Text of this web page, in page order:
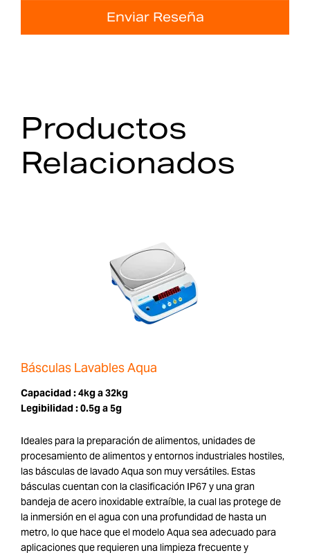
Enviar Reseña
Productos
Relacionados
Básculas Lavables Aqua
Capacidad :4kg a 32kg
Legibilidad :0.5g a 5g
Ideales para la preparación de alimentos, unidades de
procesamiento de alimentos y entornos industriales hostiles,
las básculas de lavado Aqua son muy versátiles. Estas
básculas cuentan con la clasificación IP67 y una gran
bandeja de acero inoxidable extraíble, la cual las protege de
la inmersión en el agua con una profundidad de hasta un
metro, lo que hace que el modelo Aqua sea adecuado para
aplicaciones que requieren una limpieza frecuente y